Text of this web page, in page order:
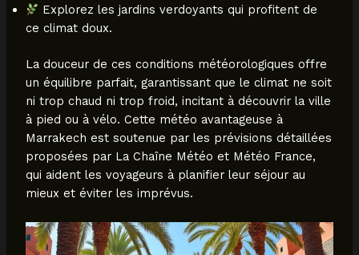
Explorez les jardins verdoyants qui profitent de
ce climat doux.
La douceur de ces conditions météorologiques offre
un équilibre parfait, garantissant que le climat ne soit
ni trop chaud ni trop froid, incitant à découvrir la ville
à pied ou à vélo. Cette météo avantageuse à
Marrakech est soutenue par les prévisions détaillées
proposées par La Chaîne Météo et Météo France,
qui aident les voyageurs à planifier leur séjour au
mieux et éviter les imprévus.